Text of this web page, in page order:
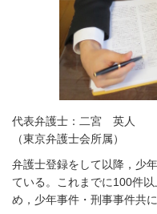
代表弁護士：二宮 英人
（東京弁護士会所属）
弁護士登録をして以降，少
ている。これまでに100件
め，少年事件・刑事事件共